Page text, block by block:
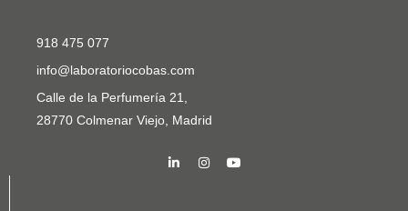
918 475 077
info@laboratoriocobas.com
Calle de la Perfumería 21,
28770 Colmenar Viejo, Madrid